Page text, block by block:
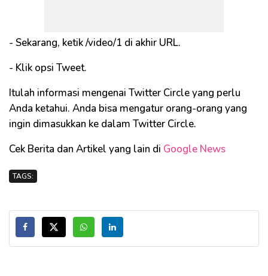
- Sekarang, ketik /video/1 di akhir URL.
- Klik opsi Tweet.
Itulah informasi mengenai Twitter Circle yang perlu
Anda ketahui. Anda bisa mengatur orang-orang yang
ingin dimasukkan ke dalam Twitter Circle.
Cek Berita dan Artikel yang lain di Google News
TAGS: